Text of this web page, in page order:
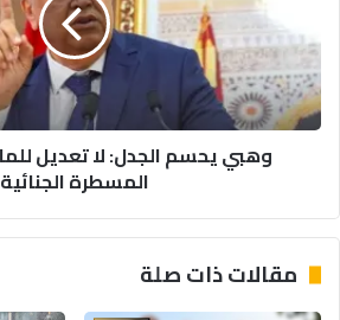
تعديل
للمادة
3
من
قانون
المسطرة
المسطرة الجنائية
مقالات ذات صلة